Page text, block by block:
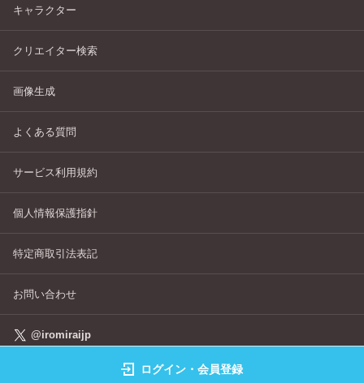
キャラクター
クリエイター検索
画像生成
よくある質問
サービス利用規約
個人情報保護指針
特定商取引法表記
お問い合わせ
@iromiraijp
©IROMIRAI Cosplayers Archive All Right's Reserved.
ログイン・会員登録